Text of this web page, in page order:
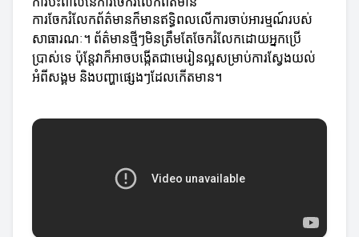
ការចែករំលែកព័ត៌មានក៏មានឥទ្ធិពលលើការចាប់អារម្មណ៍របស់
សាធារណៈ។ ព័ត៌មានថ្មីៗមិនត្រឹមតែចែករំលែកដោយអ្នកប្រើ
ប្រាស់ទេ ប៉ុន្តែវាក៏អាចបង្កើតជាមេរៀនល្អសម្រាប់ការស្វែងយល់
អំពីសង្គម និងបញ្ហាផ្សេងៗដែលកើតមាន។